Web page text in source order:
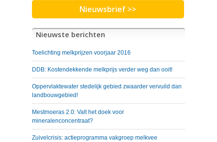
Nieuwsbrief >>
Nieuwste berichten
Toelichting melkprijzen voorjaar 2016
DDB: Kostendekkende melkprijs verder weg dan ooit!
Oppervlaktewater stedelijk gebied zwaarder vervuild dan
landbouwgebied!
Mestmoeras 2.0: Valt het doek voor
mineralenconcentraat?
Zuivelcrisis: actieprogramma vakgroep melkvee